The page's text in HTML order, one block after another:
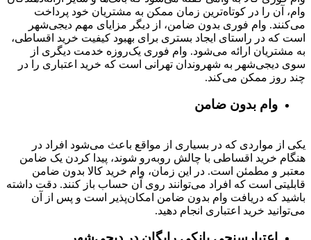
وام، آن را در کوتاه‌ترین زمان ممکن به مشتریان خود پرداخت
می‌کنند. وام فوری بدون ضامن، از دیگر مزایای مهم دیجی‌شهر
است که در راستای ایجاد بستری برای بهبود کیفیت خرید اقساطی،
به مشتریان ارائه می‌شود. وام فوری یک‌روزه خدمت دیگری از
سوی دیجی‌شهر به شهروندان تهرانی است که خرید اعتباری را در
چند روز ممکن می‌کند.
وام بدون ضامن
یکی از مواردی که در بسیاری از مواقع باعث می‌شود افراد در
هنگام خرید اقساطی با چالش روبه‌رو شوند، پیدا کردن یک ضامن
معتبر و مطمئن است. در این زمان، وام خرید کالا بدون ضامن
قابلیتی است که افراد می‌توانند روی آن حساب باز کنند. دقت داشته
باشید که دریافت وام بدون ضامن امکان‌پذیر است و پس از آن
می‌توانید خرید اعتباری انجام دهید.